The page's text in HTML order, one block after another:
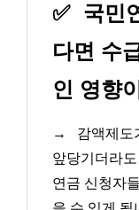
✅ 국민
다면 수
인 영향
→
감액제도
앞당기더라
연금 신청자